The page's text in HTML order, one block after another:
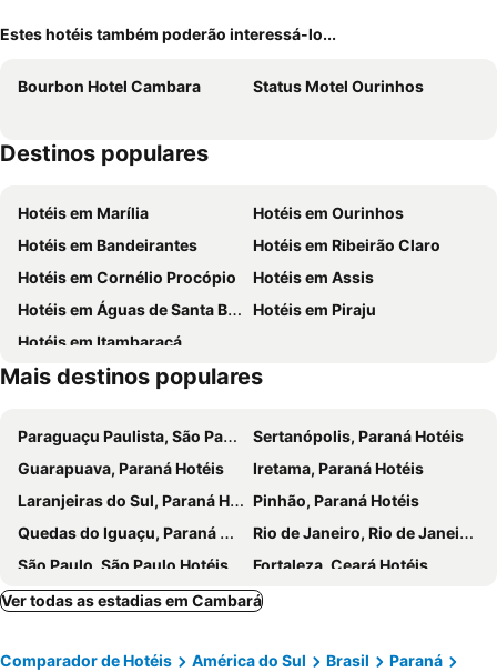
Estes hotéis também poderão interessá-lo...
Bourbon Hotel Cambara Status Motel Ourinhos
Destinos populares
Hotéis em Marília
Hotéis em Ourinhos
Hotéis em Bandeirantes
Hotéis em Ribeirão Claro
Hotéis em Cornélio Procópio
Hotéis em Assis
Hotéis em Águas de Santa Bárbara
Hotéis em Piraju
Hotéis em Itambaracá
Mais destinos populares
Paraguaçu Paulista, São Paulo Hotéis
Sertanópolis, Paraná Hotéis
Guarapuava, Paraná Hotéis
Iretama, Paraná Hotéis
Laranjeiras do Sul, Paraná Hotéis
Pinhão, Paraná Hotéis
Quedas do Iguaçu, Paraná Hotéis
Rio de Janeiro, Rio de Janeiro Hotéis
São Paulo, São Paulo Hotéis
Fortaleza, Ceará Hotéis
Natal, Rio Grande do Norte Hotéis
Foz do Iguaçu, Paraná Hotéis
Maceió, Alagoas Hotéis
Porto Seguro, Bahia Hotéis
Ver todas as estadias em Cambará
Comparador de Hotéis América do Sul Brasil
Paraná